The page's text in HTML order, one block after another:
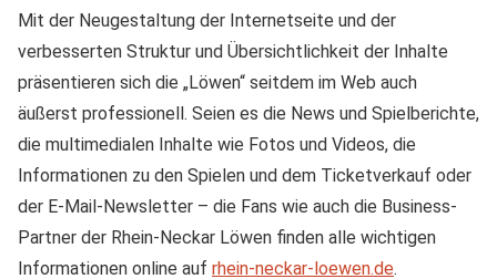
Mit der Neugestaltung der Internetseite und der
verbesserten Struktur und Übersichtlichkeit der Inhalte
präsentieren sich die „Löwen“ seitdem im Web auch
äußerst professionell. Seien es die News und Spielberichte,
die multimedialen Inhalte wie Fotos und Videos, die
Informationen zu den Spielen und dem Ticketverkauf oder
der E-Mail-Newsletter – die Fans wie auch die Business-
Partner der Rhein-Neckar Löwen finden alle wichtigen
Informationen online auf rhein-neckar-loewen.de.